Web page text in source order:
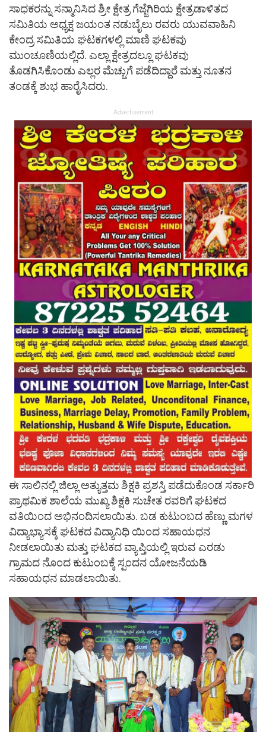
ಸಾಧಕರನ್ನು ಸನ್ಮಾನಿಸಿದ ಶ್ರೀ ಕ್ಷೇತ್ರ ಗೆಜ್ಜೆಗಿರಿಯ ಕ್ಷೇತ್ರಡಾಳಿತದ
ಸಮಿತಿಯ ಅಧ್ಯಕ್ಷ ಜಯಂತ ನಡುಬೈಲು ರವರು ಯುವವಾಹಿನಿ
ಕೇಂದ್ರ ಸಮಿತಿಯ ಘಟಕಗಳಲ್ಲಿ ಮಾಣಿ ಘಟಕವು
ಮುಂಚೂಣಿಯಲ್ಲಿದೆ. ಎಲ್ಲಾ ಕ್ಷೇತ್ರದಲ್ಲೂ ಘಟಕವು
ತೊಡಗಿಸಿಕೊಂಡು ಎಲ್ಲರ ಮೆಚ್ಚುಗೆ ಪಡೆದಿದ್ದಾರೆ ಮತ್ತು ನೂತನ
ತಂಡಕ್ಕೆ ಶುಭ ಹಾರೈಸಿದರು.
Advertisement
ಈ ಸಾಲಿನಲ್ಲಿ ಜಿಲ್ಲಾ ಅತ್ಯುತ್ತಮ ಶಿಕ್ಷಕಿ ಪ್ರಶಸ್ತಿ ಪಡೆದುಕೊಂಡ ಸರ್ಕಾರಿ
ಪ್ರಾಥಮಿಕ ಶಾಲೆಯ ಮುಖ್ಯ ಶಿಕ್ಷಕಿ ಸುಚೇತ ರವರಿಗೆ ಘಟಕದ
ವತಿಯಿಂದ ಅಭಿನಂದಿಸಲಾಯಿತು. ಬಡ ಕುಟುಂಬದ ಹೆಣ್ಣು ಮಗಳ
ವಿದ್ಯಾಭ್ಯಾಸಕ್ಕೆ ಘಟಕದ ವಿದ್ಯಾನಿಧಿ ಯಿಂದ ಸಹಾಯಧನ
ನೀಡಲಾಯಿತು ಮತ್ತು ಘಟಕದ ವ್ಯಾಪ್ತಿಯಲ್ಲಿ ಇರುವ ಎರಡು
ಗ್ರಾಮದ ನೊಂದ ಕುಟುಂಬಕ್ಕೆ ಸ್ಪಂದನ ಯೋಜನೆಯಡಿ
ಸಹಾಯಧನ ಮಾಡಲಾಯಿತು.